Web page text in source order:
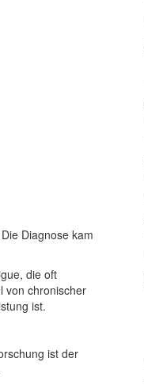
Diagnose kam
die oft
von chronischer
ist.
ist der